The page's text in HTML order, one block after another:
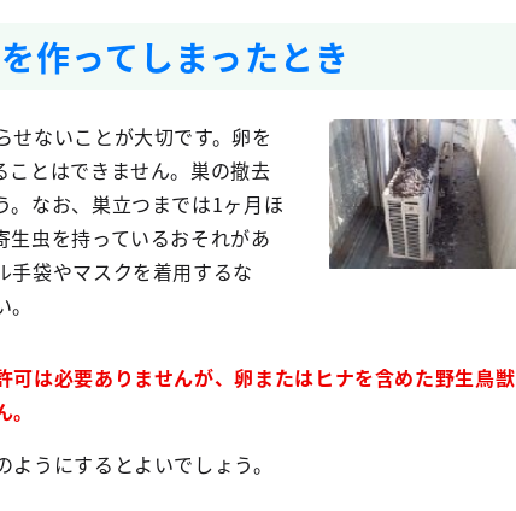
作ってしまったとき
ないことが大切です。卵を
ことはできません。巣の撤去
。なお、巣立つまでは1ヶ月ほ
生虫を持っているおそれがあ
手袋やマスクを着用するな
は必要ありませんが、卵またはヒナを含めた野生鳥獣
うにするとよいでしょう。